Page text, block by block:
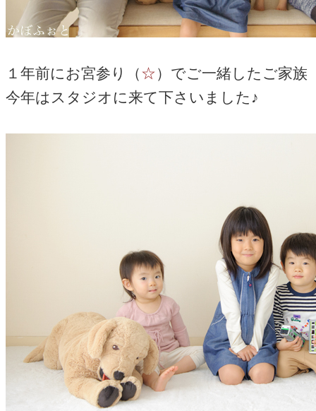
１年前にお宮参り（☆）でご一緒したご家族
今年はスタジオに来て下さいました♪